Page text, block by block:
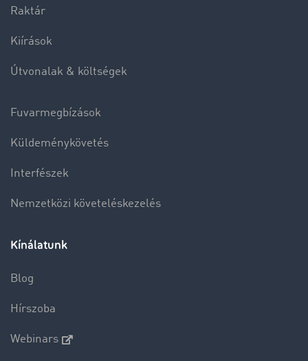
Raktár
Kiírások
Útvonalak & költségek
Fuvarmegbízások
Küldeménykövetés
Interfészek
Nemzetközi követeléskezelés
Kínálatunk
Blog
Hírszoba
Webinars